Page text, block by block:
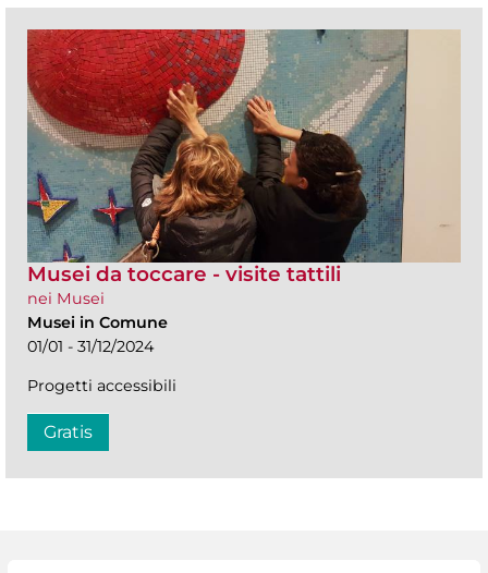
Musei da toccare - visite tattili
nei Musei
Musei in Comune
01/01 - 31/12/2024
Progetti accessibili
Gratis